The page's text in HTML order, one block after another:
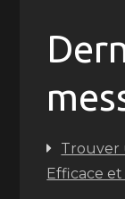
Trouver
Efficace et